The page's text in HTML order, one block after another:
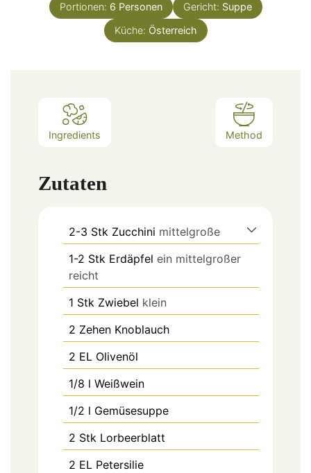
Portionen: 6 Personen Gericht: Suppe
Küche: Österreich
Ingredients Method
Zutaten
2-3 Stk Zucchini mittelgroße
1-2 Stk Erdäpfel ein mittelgroßer
reicht
1 Stk Zwiebel klein
2 Zehen Knoblauch
2 EL Olivenöl
1/8 l Weißwein
1/2 l Gemüsesuppe
2 Stk Lorbeerblatt
2 EL Petersilie